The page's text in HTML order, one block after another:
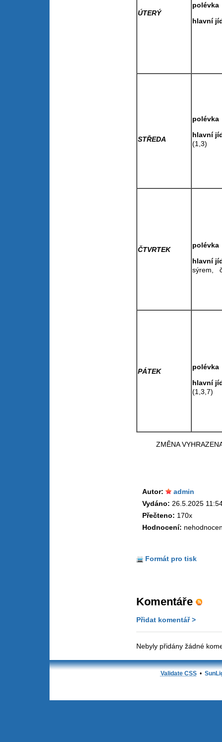
ÚTERÝ
STŘEDA
(1,3)
ČTVRTEK
PÁTEK
ZMĚNA
Autor:
admin
Vydáno: 26.5.2025
Přečteno: 170x
Hodnocení:
Formát pro tisk
Komentáře
Přidat komentář >
Nebyly přidány žádné
Validate CSS•